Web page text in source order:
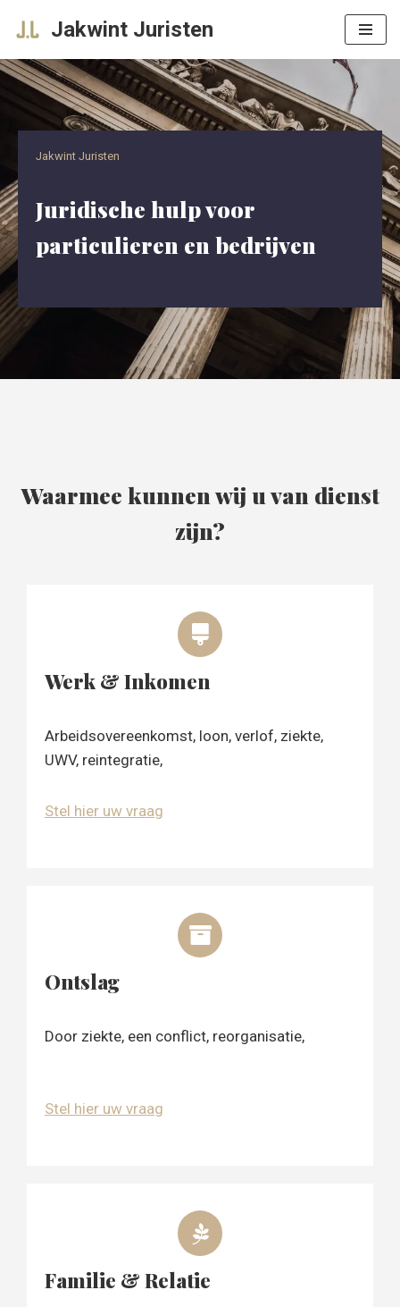
naar
inhoud
Jakwint Juristen
Jakwint Juristen
Juridische hulp voor
particulieren en bedrijven
Waarmee kunnen wij u van dienst
zijn?
Werk & Inkomen
Arbeidsovereenkomst, loon, verlof, ziekte,
UWV, reintegratie,
Stel hier uw vraag
Ontslag
Door ziekte, een conflict, reorganisatie,
Stel hier uw vraag
Familie & Relatie